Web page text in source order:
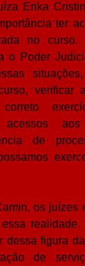
Erika
ter
no curso.
o Poder
verificar
acessos
de
os juízes
dessa figura
de